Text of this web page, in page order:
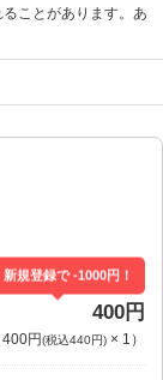
ことがあります。あ
新規登録で -1000円！
400円
400円(税込440円)× 1 ）